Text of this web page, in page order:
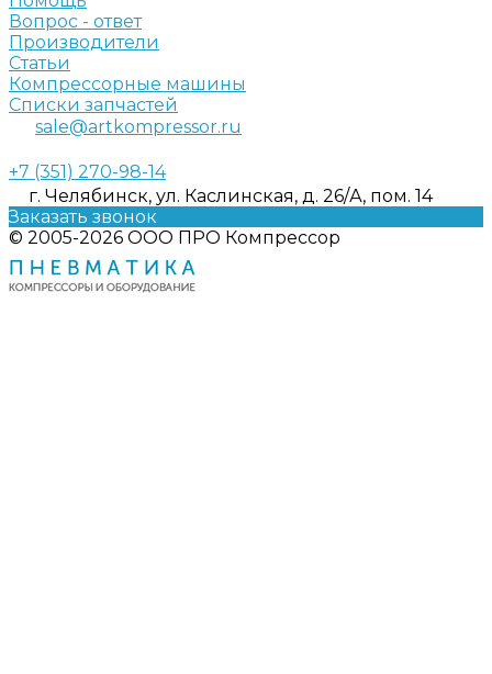
Вопрос - ответ
Производители
Статьи
Компрессорные машины
Списки запчастей
sale@artkompressor.ru
+7 (351) 270-98-14
г. Челябинск, ул. Каслинская, д. 26/А, пом. 14
Заказать звонок
© 2005-2026 ООО ПРО Компрессор